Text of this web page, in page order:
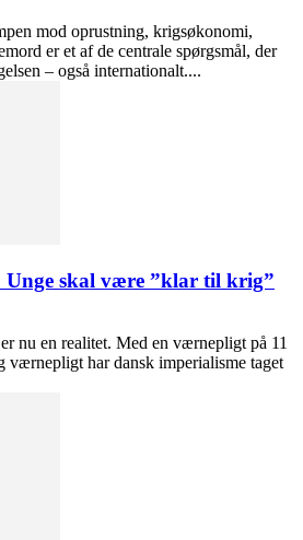
mod oprustning, krigsøkonomi,
er et af de centrale spørgsmål, der
– også internationalt....
skal være ”klar til krig”
nu en realitet. Med en værnepligt på 11
værnepligt har dansk imperialisme taget